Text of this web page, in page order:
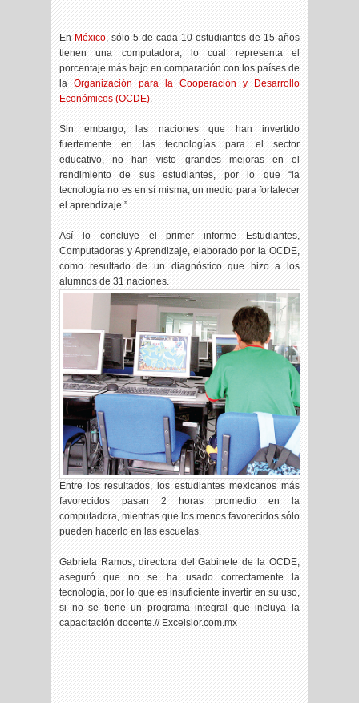
EnMéxico, sólo 5 de cada 10 estudiantes de 15 años
tienen una computadora, lo cual representa el
porcentaje más bajo en comparación con los países de
laOrganización para la Cooperación y Desarrollo
Económicos (OCDE).
Sin embargo, las naciones que han invertido
fuertemente en las tecnologías para el sector
educativo, no han visto grandes mejoras en el
rendimiento de sus estudiantes, por lo que “la
tecnología no es en sí misma, un medio para fortalecer
el aprendizaje.”
Así lo concluye el primer informe Estudiantes,
Computadoras y Aprendizaje, elaborado por la OCDE,
como resultado de un diagnóstico que hizo a los
alumnos de 31 naciones.
Entre los resultados, los estudiantes mexicanos más
favorecidos pasan 2 horas promedio en la
computadora, mientras que los menos favorecidos sólo
pueden hacerlo en las escuelas.
Gabriela Ramos, directora del Gabinete de la OCDE,
aseguró que no se ha usado correctamente la
tecnología, por lo que es insuficiente invertir en su uso,
si no se tiene un programa integral que incluya la
capacitación docente.// Excelsior.com.mx